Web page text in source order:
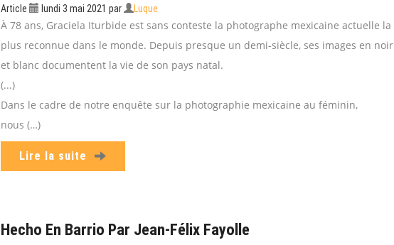
Article lundi 3 mai 2021 par Luque
À 78 ans, Graciela Iturbide est sans conteste la photographe mexicaine actuelle la
plus reconnue dans le monde. Depuis presque un demi-siècle, ses images en noir
et blanc documentent la vie de son pays natal.
(...)
Dans le cadre de notre enquête sur la photographie mexicaine au féminin,
nous (…)
Lire la suite
Hecho En Barrio Par Jean-Félix Fayolle